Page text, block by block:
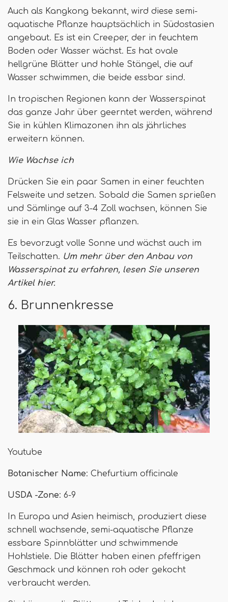
Auch als Kangkong bekannt, wird diese semi-
aquatische Pflanze hauptsächlich in Südostasien
angebaut. Es ist ein Creeper, der in feuchtem
Boden oder Wasser wächst. Es hat ovale
hellgrüne Blätter und hohle Stängel, die auf
Wasser schwimmen, die beide essbar sind.
In tropischen Regionen kann der Wasserspinat
das ganze Jahr über geerntet werden, während
Sie in kühlen Klimazonen ihn als jährliches
erweitern können.
Wie Wachse ich
Drücken Sie ein paar Samen in einer feuchten
Felsweite und setzen. Sobald die Samen sprießen
und Sämlinge auf 3-4 Zoll wachsen, können Sie
sie in ein Glas Wasser pflanzen.
Es bevorzugt volle Sonne und wächst auch im
Teilschatten. Um mehr über den Anbau von
Wasserspinat zu erfahren, lesen Sie unseren
Artikel hier.
6. Brunnenkresse
Youtube
Botanischer Name: Chefurtium officinale
USDA -Zone: 6-9
In Europa und Asien heimisch, produziert diese
schnell wachsende, semi-aquatische Pflanze
essbare Spinnblätter und schwimmende
Hohlstiele. Die Blätter haben einen pfeffrigen
Geschmack und können roh oder gekocht
verbraucht werden.